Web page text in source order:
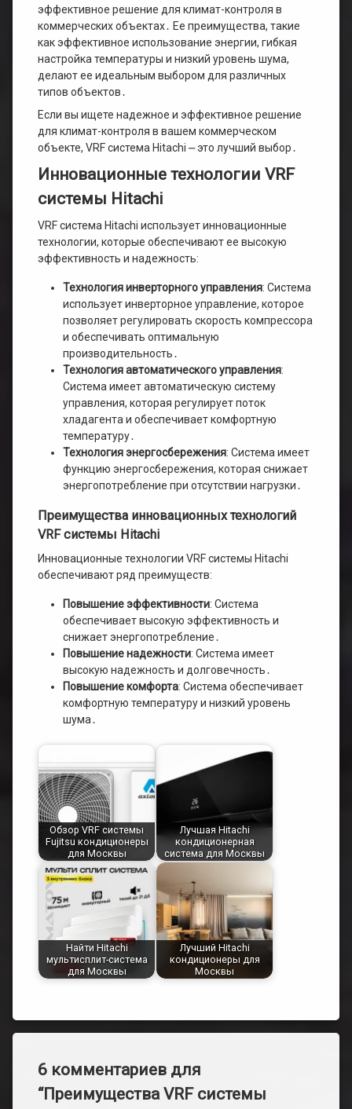
эффективное решение для климат-контроля в
коммерческих объектах․ Ее преимущества, такие
как эффективное использование энергии, гибкая
настройка температуры и низкий уровень шума,
делают ее идеальным выбором для различных
типов объектов․
Если вы ищете надежное и эффективное решение
для климат-контроля в вашем коммерческом
объекте, VRF система Hitachi ⎼ это лучший выбор․
Инновационные технологии VRF
системы Hitachi
VRF система Hitachi использует инновационные
технологии, которые обеспечивают ее высокую
эффективность и надежность:
Технология инверторного управления: Система
использует инверторное управление, которое
позволяет регулировать скорость компрессора
и обеспечивать оптимальную
производительность․
Технология автоматического управления:
Система имеет автоматическую систему
управления, которая регулирует поток
хладагента и обеспечивает комфортную
температуру․
Технология энергосбережения: Система имеет
функцию энергосбережения, которая снижает
энергопотребление при отсутствии нагрузки․
Преимущества инновационных технологий
VRF системы Hitachi
Инновационные технологии VRF системы Hitachi
обеспечивают ряд преимуществ:
Повышение эффективности: Система
обеспечивает высокую эффективность и
снижает энергопотребление․
Повышение надежности: Система имеет
высокую надежность и долговечность․
Повышение комфорта: Система обеспечивает
комфортную температуру и низкий уровень
шума․
Обзор VRF системы
Fujitsu кондиционеры
для Москвы
Лучшая Hitachi
кондиционерная
система для Москвы
Найти Hitachi
мультисплит-система
для Москвы
Лучший Hitachi
кондиционеры для
Москвы
6 комментариев для
“Преимущества VRF системы